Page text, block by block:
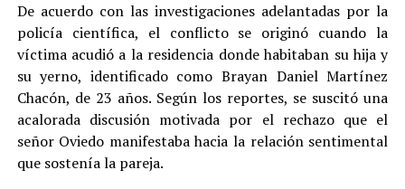
De acuerdo con las investigaciones adelantadas por la
policía científica, el conflicto se originó cuando la
víctima acudió a la residencia donde habitaban su hija y
su yerno, identificado como Brayan Daniel Martínez
Chacón, de 23 años. Según los reportes, se suscitó una
acalorada discusión motivada por el rechazo que el
señor Oviedo manifestaba hacia la relación sentimental
que sostenía la pareja.